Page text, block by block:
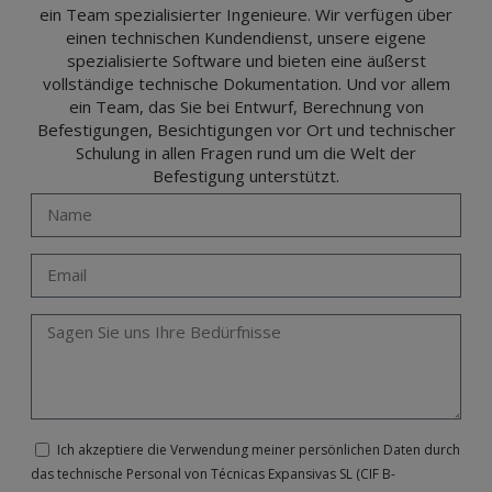
ein Team spezialisierter Ingenieure. Wir verfügen über
einen technischen Kundendienst, unsere eigene
spezialisierte Software und bieten eine äußerst
vollständige technische Dokumentation. Und vor allem
ein Team, das Sie bei Entwurf, Berechnung von
Befestigungen, Besichtigungen vor Ort und technischer
Schulung in allen Fragen rund um die Welt der
Befestigung unterstützt.
Ich akzeptiere die Verwendung meiner persönlichen Daten durch
das technische Personal von Técnicas Expansivas SL (CIF B-